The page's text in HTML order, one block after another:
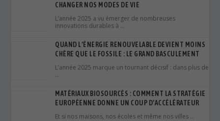
CHANGER NOS MODES DE VIE
L’année 2025 a vu émerger de nombreuses
innovations durables à …
QUAND L’ÉNERGIE RENOUVELABLE DEVIENT MOINS
CHÈRE QUE LE FOSSILE : LE GRAND BASCULEMENT
L’année 2025 marque un tournant décisif : dans plus de
…
MATÉRIAUX BIOSOURCÉS : COMMENT LA STRATÉGIE
EUROPÉENNE DONNE UN COUP D’ACCÉLÉRATEUR
Et si nos maisons, nos écoles et même nos villes …